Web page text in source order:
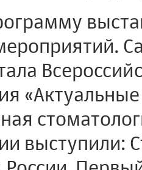
выступили: